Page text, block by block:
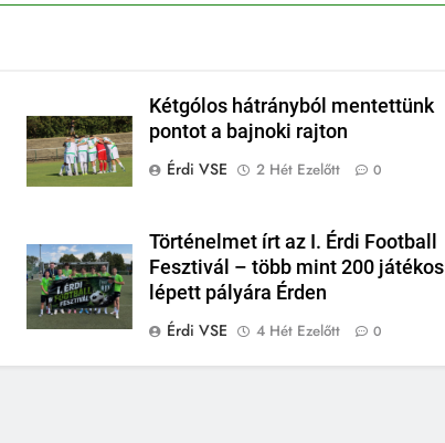
Kétgólos hátrányból mentettünk
pontot a bajnoki rajton
Érdi VSE
2 Hét Ezelőtt 0
Történelmet írt az I. Érdi Football
Fesztivál – több mint 200 játékos
lépett pályára Érden
Érdi VSE
4 Hét Ezelőtt 0